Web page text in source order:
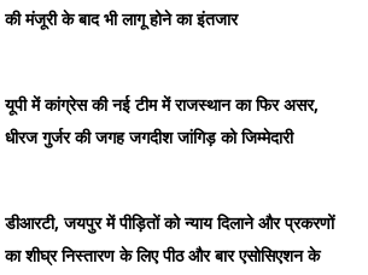
की मंजूरी के बाद भी लागू होने का इंतजार
यूपी में कांग्रेस की नई टीम में राजस्थान का फिर असर,
धीरज गुर्जर की जगह जगदीश जांगिड़ को जिम्मेदारी
डीआरटी, जयपुर में पीड़ितों को न्याय दिलाने और प्रकरणों
का शीघ्र निस्तारण के लिए पीठ और बार एसोसिएशन के